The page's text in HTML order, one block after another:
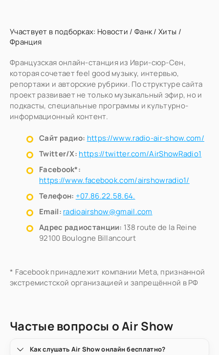
Участвует в подборках: Новости / Фанк/Хиты /
Франция
Французская онлайн-станция из Иври-сюр-Сен,
которая сочетает feel good музыку, интервью,
репортажи и авторские рубрики. По структуре сайта
проект развивает не только музыкальный эфир, но и
подкасты, специальные программы и культурно-
информационный контент.
Сайт радио: https://www.radio-air-show.com/
Twitter/X: https://twitter.com/AirShowRadio1
Facebook*:
https://www.facebook.com/airshowradio1/
Телефон: +07.86.22.58.64.
Email: radioairshow@gmail.com
Адрес радиостанции: 138 route de la Reine
92100 Boulogne Billancourt
* Facebook принадлежит компании Meta, признанной
экстремистской организацией и запрещённой в РФ
Частые вопросы о Air Show
Как слушать Air Show онлайн бесплатно?